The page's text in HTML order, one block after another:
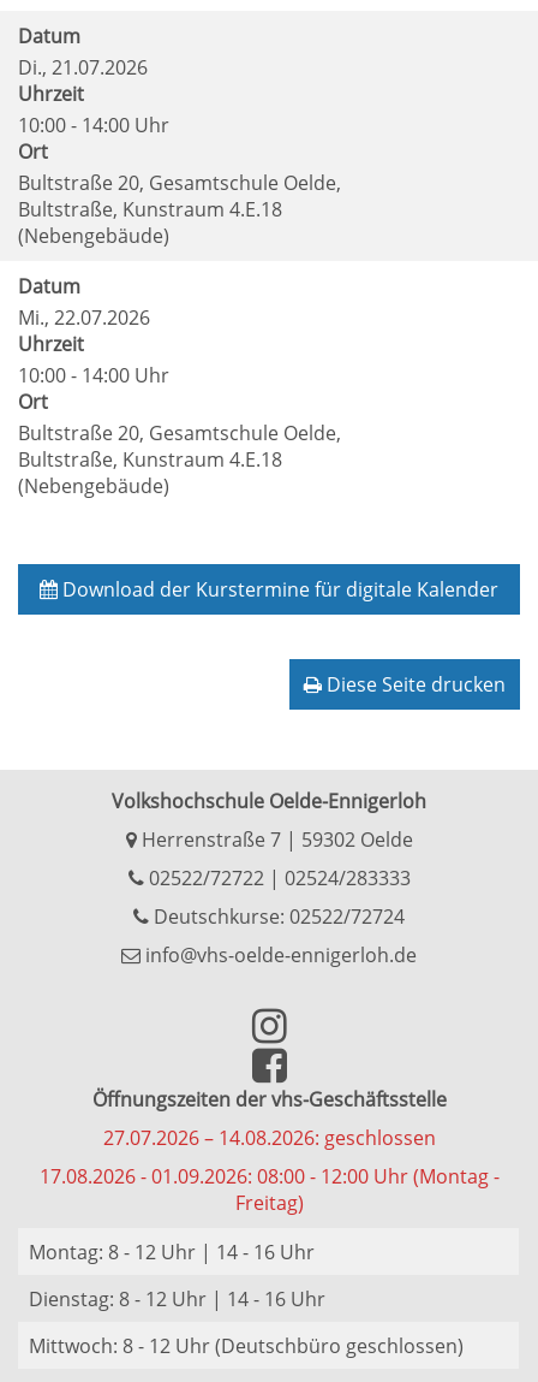
Datum
Di., 21.07.2026
Uhrzeit
10:00 - 14:00 Uhr
Ort
Bultstraße 20, Gesamtschule Oelde,
Bultstraße, Kunstraum 4.E.18
(Nebengebäude)
Datum
Mi., 22.07.2026
Uhrzeit
10:00 - 14:00 Uhr
Ort
Bultstraße 20, Gesamtschule Oelde,
Bultstraße, Kunstraum 4.E.18
(Nebengebäude)
Download der Kurstermine für digitale Kalender
Diese Seite drucken
Volkshochschule Oelde-Ennigerloh
Herrenstraße 7 | 59302 Oelde
02522/72722| 02524/283333
Deutschkurse: 02522/72724
info@vhs-oelde-ennigerloh.de
Öffnungszeiten der vhs-Geschäftsstelle
27.07.2026 – 14.08.2026: geschlossen
17.08.2026 - 01.09.2026: 08:00 - 12:00 Uhr (Montag -
Freitag)
Montag: 8 - 12 Uhr | 14 - 16 Uhr
Dienstag: 8 - 12 Uhr | 14 - 16 Uhr
Mittwoch: 8 - 12 Uhr (Deutschbüro geschlossen)